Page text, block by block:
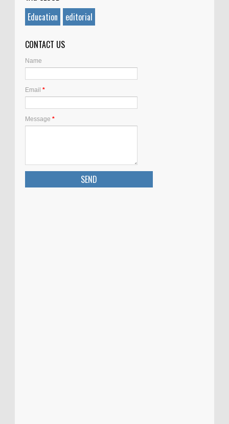
Education
editorial
CONTACT US
Name
Email *
Message *